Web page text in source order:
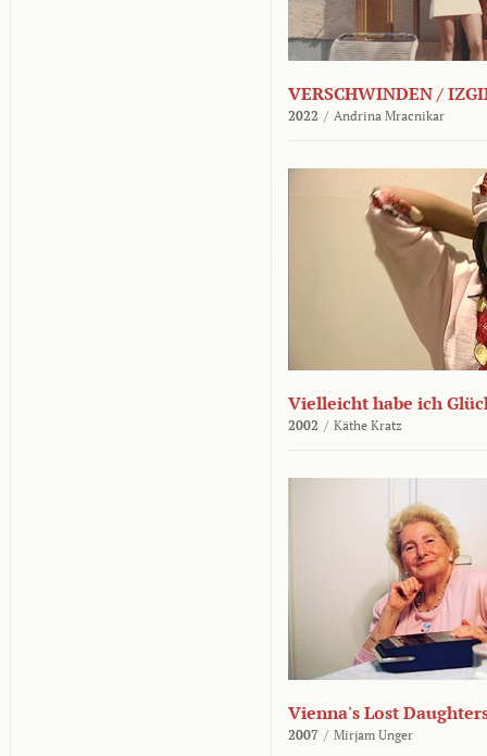
VERSCHWINDEN /
2022 / Andrina Mracnikar
Vielleicht habe ich
2002 / Käthe Kratz
Vienna's Lost
2007 / Mirjam Unger